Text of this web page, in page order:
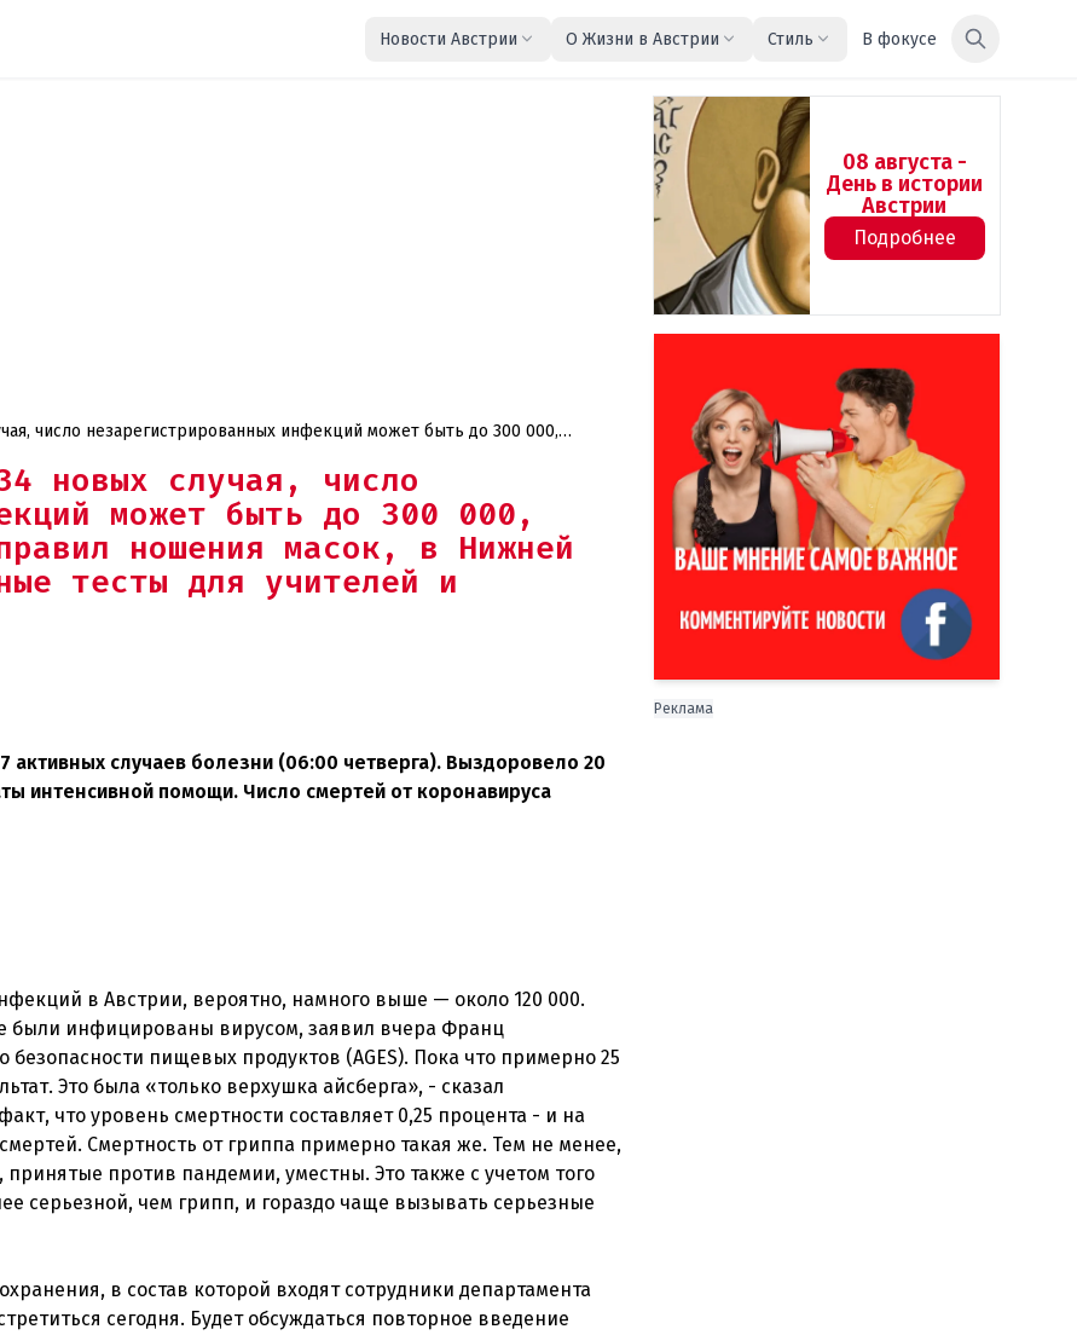
Новости Австрии О Жизни в Австрии Стиль В фокусе
число незарегистрированных инфекций может быть до 300 000,
новых случая, число
может быть до 300 000,
ношения масок, в Нижней
тесты для учителей и
активных случаев болезни (06:00 четверга). Выздоровело 20
интенсивной помощи. Число смертей от коронавируса
в Австрии, вероятно, намного выше — около 120 000.
были инфицированы вирусом, заявил вчера Франц
безопасности пищевых продуктов (AGES). Пока что примерно 25
Это была «только верхушка айсберга», - сказал
что уровень смертности составляет 0,25 процента - и на
Смертность от гриппа примерно такая же. Тем не менее,
против пандемии, уместны. Это также с учетом того
серьезной, чем грипп, и гораздо чаще вызывать серьезные
в состав которой входят сотрудники департамента
сегодня. Будет обсуждаться повторное введение
08 августа -
День в истории
Австрии
Подробнее
Реклама